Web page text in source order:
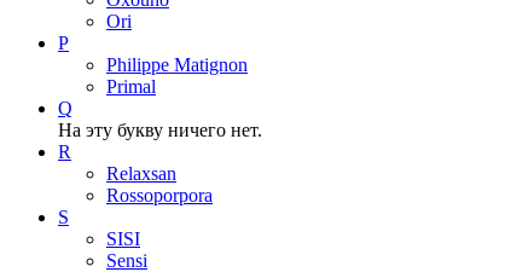
Ori
P
Philippe Matignon
Primal
Q
На эту букву ничего нет.
R
Relaxsan
Rossoporpora
S
SISI
Sensi